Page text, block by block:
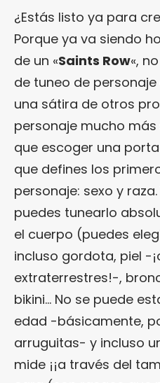
¿Estás listo ya para
Porque ya va siendo
de un «Saints Row«,
de tuneo de
una sátira de otros
personaje mucho más
que escoger una
que defines los
personaje: sexo y
puedes tunearlo
el cuerpo (puedes
incluso gordota, piel -
extraterrestres!-,
bikini… No se puede
edad -básicamente,
arruguitas- y incluso
mide ¡¡a través del